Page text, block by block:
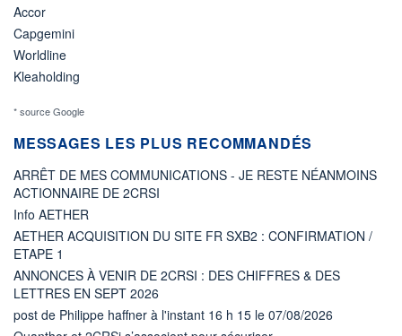
Accor
Capgemini
Worldline
Kleaholding
* source Google
MESSAGES LES PLUS RECOMMANDÉS
ARRÊT DE MES COMMUNICATIONS - JE RESTE NÉANMOINS
ACTIONNAIRE DE 2CRSI
Info AETHER
AETHER ACQUISITION DU SITE FR SXB2 : CONFIRMATION /
ETAPE 1
ANNONCES À VENIR DE 2CRSI : DES CHIFFRES & DES
LETTRES EN SEPT 2026
post de Philippe haffner à l'instant 16 h 15 le 07/08/2026